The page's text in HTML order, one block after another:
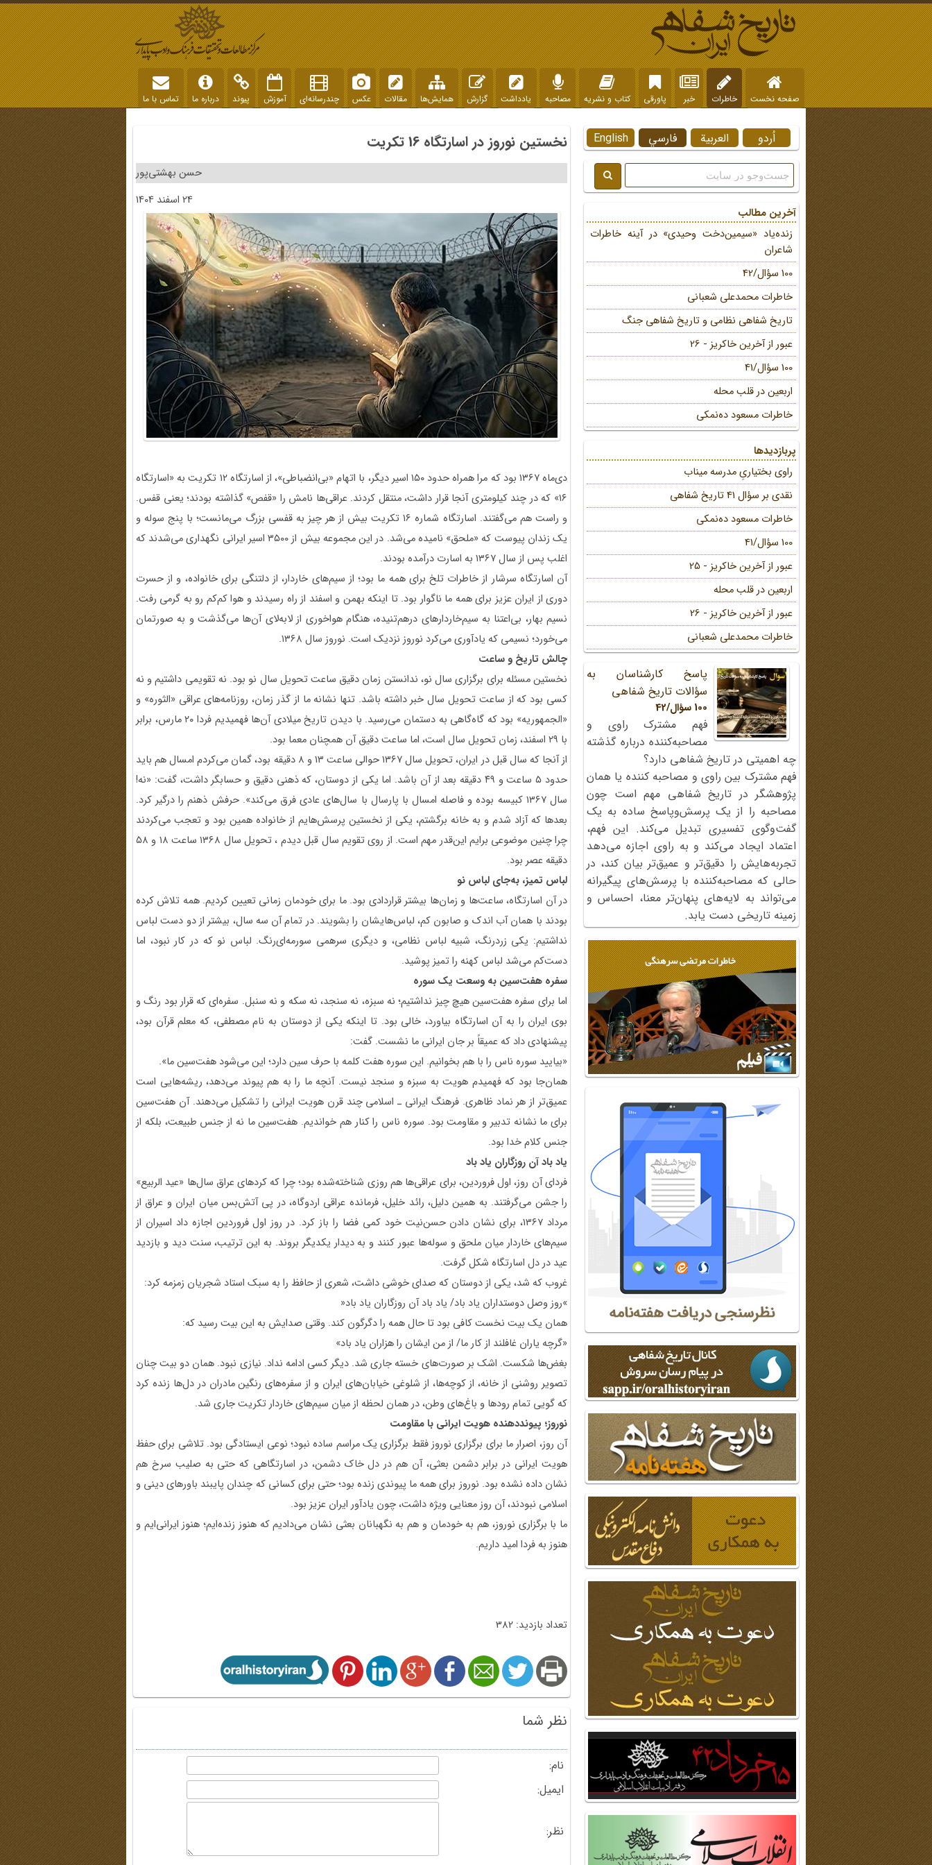
صفحه نخست خاطرات خبر پاورقی کتاب و نشریه مصاحبه یادداشت گزارش همایش‌ها مقالات عکس چندرسانه‌ای آموزش پیوند درباره ما تماس با ما
نخستین نوروز در اسارتگاه 16 تکریت
حسن بهشتی‌پور
24 اسفند 1404
دی‌ماه ۱۳۶۷ بود که مرا همراه حدود ۱۵۰ اسیر دیگر، با اتهام «بی‌انضباطی»، از اسارتگاه ۱۲ تکریت به «اسارتگاه
۱۶» که در چند کیلومتری آنجا قرار داشت، منتقل کردند. عراقی‌ها نامش را «قفص» گذاشته بودند؛ یعنی قفس.
و راست هم می‌گفتند. اسارتگاه شماره ۱۶ تکریت بیش از هر چیز به قفسی بزرگ می‌مانست؛ با پنج سوله و
یک زندان پیوست که «ملحق» نامیده می‌شد. در این مجموعه بیش از ۳۵۰۰ اسیر ایرانی نگهداری می‌شدند که
اغلب پس از سال ۱۳۶۷ به اسارت درآمده بودند.
آن اسارتگاه سرشار از خاطرات تلخ برای همه ما بود؛ از سیم‌های خاردار، از دلتنگی برای خانواده، و از حسرت
دوری از ایران عزیز برای همه ما ناگوار بود. تا اینکه بهمن و اسفند از راه رسیدند و هوا کم‌کم رو به گرمی رفت.
نسیم بهار، بی‌اعتنا به سیم‌خاردارهای درهم‌تنیده، هنگام هواخوری از لابه‌لای آن‌ها می‌گذشت و به صورتمان
می‌خورد؛ نسیمی که یادآوری می‌کرد نوروز نزدیک است. نوروز سال ۱۳۶۸.
چالش تاریخ و ساعت
نخستین مسئله برای برگزاری سال نو، ندانستن زمان دقیق ساعت تحویل سال نو بود. نه تقویمی داشتیم و نه
کسی بود که از ساعت تحویل سال خبر داشته باشد. تنها نشانه ما از گذر زمان، روزنامه‌های عراقی «الثوره» و
«الجمهوریه» بود که گاه‌گاهی به دستمان می‌رسید. با دیدن تاریخ میلادی آن‌ها فهمیدیم فردا ۲۰ مارس، برابر
با ۲۹ اسفند، زمان تحویل سال است، اما ساعت دقیق آن همچنان معما بود.
از آنجا که سال قبل در ایران، تحویل سال ۱۳۶۷ حوالی ساعت ۱۳ و ۸ دقیقه بود، گمان می‌کردم امسال هم باید
حدود ۵ ساعت و ۴۹ دقیقه بعد از آن باشد. اما یکی از دوستان، که ذهنی دقیق و حسابگر داشت، گفت: «نه!
سال ۱۳۶۷ کبیسه بوده و فاصله امسال با پارسال با سال‌های عادی فرق می‌کند». حرفش ذهنم را درگیر کرد.
بعدها که آزاد شدم و به خانه برگشتم، یکی از نخستین پرسش‌هایم از خانواده همین بود و تعجب می‌کردند
چرا چنین موضوعی برایم این‌قدر مهم است. از روی تقویم سال قبل دیدم ، تحویل سال ۱۳۶۸ ساعت ۱۸ و ۵۸
دقیقه عصر بود.
لباس تمیز، به‌جای لباس نو
در آن اسارتگاه، ساعت‌ها و زمان‌ها بیشتر قراردادی بود. ما برای خودمان زمانی تعیین کردیم. همه تلاش کرده
بودند با همان آب اندک و صابون کم، لباس‌هایشان را بشویند. در تمام آن سه سال، بیشتر از دو دست لباس
نداشتیم: یکی زردرنگ، شبیه لباس نظامی، و دیگری سرهمی سورمه‌ای‌رنگ. لباس نو که در کار نبود، اما
دست‌کم می‌شد لباس کهنه را تمیز پوشید.
سفره هفت‌سین به وسعت یک سوره
اما برای سفره هفت‌سین هیچ چیز نداشتیم؛ نه سبزه، نه سنجد، نه سکه و نه سنبل. سفره‌ای که قرار بود رنگ و
بوی ایران را به آن اسارتگاه بیاورد، خالی بود. تا اینکه یکی از دوستان به نام مصطفی، که معلم قرآن بود،
پیشنهادی داد که عمیقاً بر جان ایرانی ما نشست. گفت:
«بیایید سوره ناس را با هم بخوانیم. این سوره هفت کلمه با حرف سین دارد؛ این می‌شود هفت‌سین ما».
همان‌جا بود که فهمیدم هویت به سبزه و سنجد نیست. آنچه ما را به هم پیوند می‌دهد، ریشه‌هایی است
عمیق‌تر از هر نماد ظاهری. فرهنگ ایرانی ‌ـ‌ اسلامی چند قرن هویت ایرانی را تشکیل می‌دهند. آن هفت‌سین
برای ما نشانه تدبیر و مقاومت بود. سوره ناس را کنار هم خواندیم. هفت‌سین ما نه از جنس طبیعت، بلکه از
جنس کلام خدا بود.
یاد باد آن روزگاران یاد باد
فردای آن روز، اول فروردین، برای عراقی‌ها هم روزی شناخته‌شده بود؛ چرا که کردهای عراق سال‌ها «عید الربیع»
را جشن می‌گرفتند. به همین دلیل، رائد خلیل، فرمانده عراقی اردوگاه، در پی آتش‌بس میان ایران و عراق از
مرداد ۱۳۶۷، برای نشان دادن حسن‌نیت خود کمی فضا را باز کرد. در روز اول فروردین اجازه داد اسیران از
سیم‌های خاردار میان ملحق و سوله‌ها عبور کنند و به دیدار یکدیگر بروند. به این ترتیب، سنت دید و بازدید
عید در دل اسارتگاه شکل گرفت.
غروب که شد، یکی از دوستان که صدای خوشی داشت، شعری از حافظ را به سبک استاد شجریان زمزمه کرد:
»روز وصل دوستداران یاد باد/ یاد باد آن روزگاران یاد باد«
همان یک بیت نخست کافی بود تا حال همه را دگرگون کند. وقتی صدایش به این بیت رسید که:
«گرچه یاران غافلند از کار ما/ از من ایشان را هزاران یاد باد»
بغض‌ها شکست. اشک بر صورت‌های خسته جاری شد. دیگر کسی ادامه نداد. نیازی نبود. همان دو بیت چنان
تصویر روشنی از خانه، از کوچه‌ها، از شلوغی خیابان‌های ایران و از سفره‌های رنگین مادران در دل‌ها زنده کرد
که گویی تمام رودها و باغ‌های وطن، در همان لحظه از میان سیم‌های خاردار تکریت جاری شد.
نوروز؛ پیونددهنده هویت ایرانی با مقاومت
آن روز، اصرار ما برای برگزاری نوروز فقط برگزاری یک مراسم ساده نبود؛ نوعی ایستادگی بود. تلاشی برای حفظ
هویت ایرانی در برابر دشمن بعثی، آن هم در دل خاک دشمن، در اسارتگاهی که حتی به صلیب سرخ هم
نشان داده نشده بود. نوروز برای همه ما پیوندی زنده بود؛ حتی برای کسانی که چندان پایبند باورهای دینی و
اسلامی نبودند، آن روز معنایی ویژه داشت، چون یادآور ایران عزیز بود.
ما با برگزاری نوروز، هم به خودمان و هم به نگهبانان بعثی نشان می‌دادیم که هنوز زنده‌ایم؛ هنوز ایرانی‌ایم و
هنوز به فردا امید داریم.
تعداد بازدید: 382
نظر شما
نام:
ایمیل:
نظر:
English فارسي العربية اُردو
آخرین مطالب
زنده‌یاد «سیمین‌دخت وحیدی» در آینه خاطرات
شاعران
100 سؤال/42
خاطرات محمد‌علی شعبانی
تاریخ شفاهی نظامی و تاریخ شفاهی جنگ
عبور از آخرین خاکریز - 26
100 سؤال/41
اربعین در قلب محله
خاطرات مسعود ده‌نمکی
پربازدیدها
راوی بختیاریِ مدرسه میناب
نقدی بر سؤال 41 تاریخ شفاهی
خاطرات مسعود ده‌نمکی
100 سؤال/41
عبور از آخرین خاکریز - 25
اربعین در قلب محله
عبور از آخرین خاکریز - 26
خاطرات محمد‌علی شعبانی
پاسخ کارشناسان به
سؤالات تاریخ شفاهی
100 سؤال/42
فهم مشترک راوی و
مصاحبه‌کننده درباره گذشته
چه اهمیتی در تاریخ شفاهی دارد؟
فهم مشترک بین راوی و مصاحبه کننده یا همان
پژوهشگر در تاریخ شفاهی مهم است چون
مصاحبه را از یک پرسش‌وپاسخ ساده به یک
گفت‌وگوی تفسیری تبدیل می‌کند. این فهم،
اعتماد ایجاد می‌کند و به راوی اجازه می‌دهد
تجربه‌هایش را دقیق‌تر و عمیق‌تر بیان کند، در
حالی که مصاحبه‌کننده با پرسش‌های پیگیرانه
می‌تواند به لایه‌های پنهان‌تر معنا، احساس و
زمینه تاریخی دست یابد.